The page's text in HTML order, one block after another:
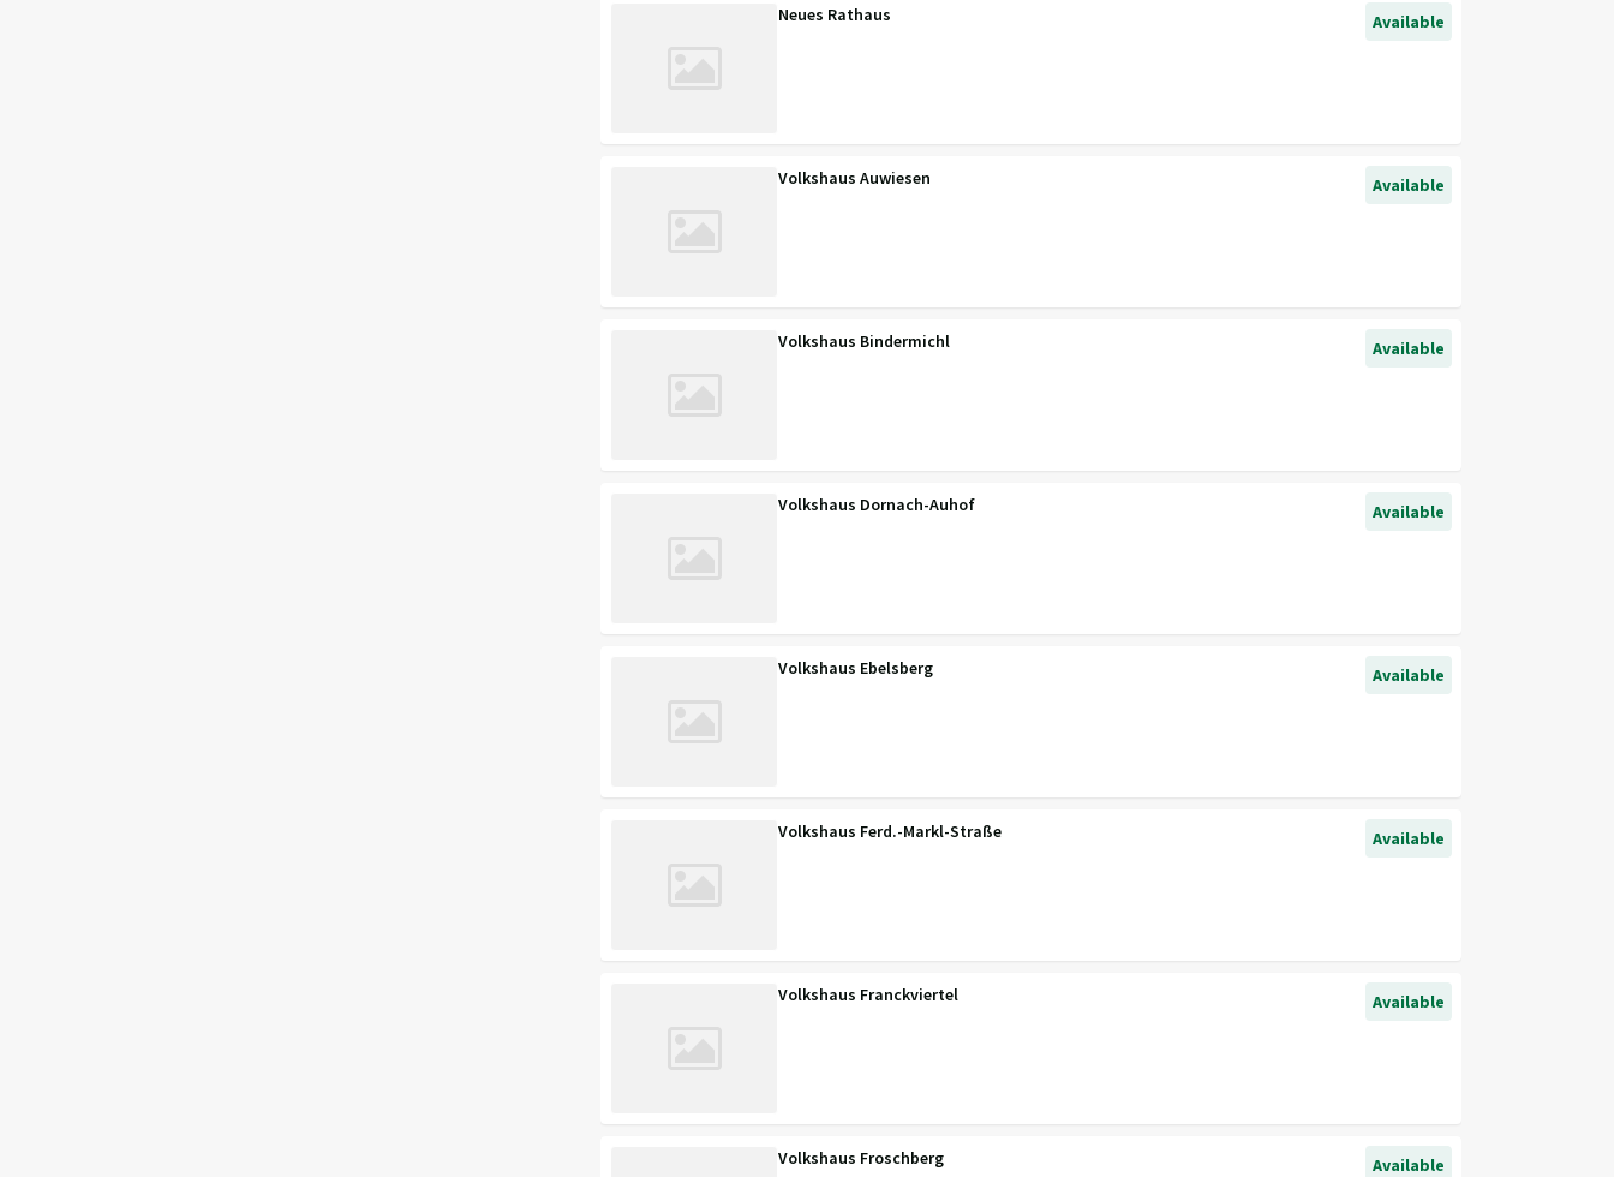
Neues Rathaus Available
Volkshaus Auwiesen Available
Volkshaus Bindermichl Available
Volkshaus Dornach-Auhof Available
Volkshaus Ebelsberg Available
Volkshaus Ferd.-Markl-Straße Available
Volkshaus Franckviertel Available
Volkshaus Froschberg Available